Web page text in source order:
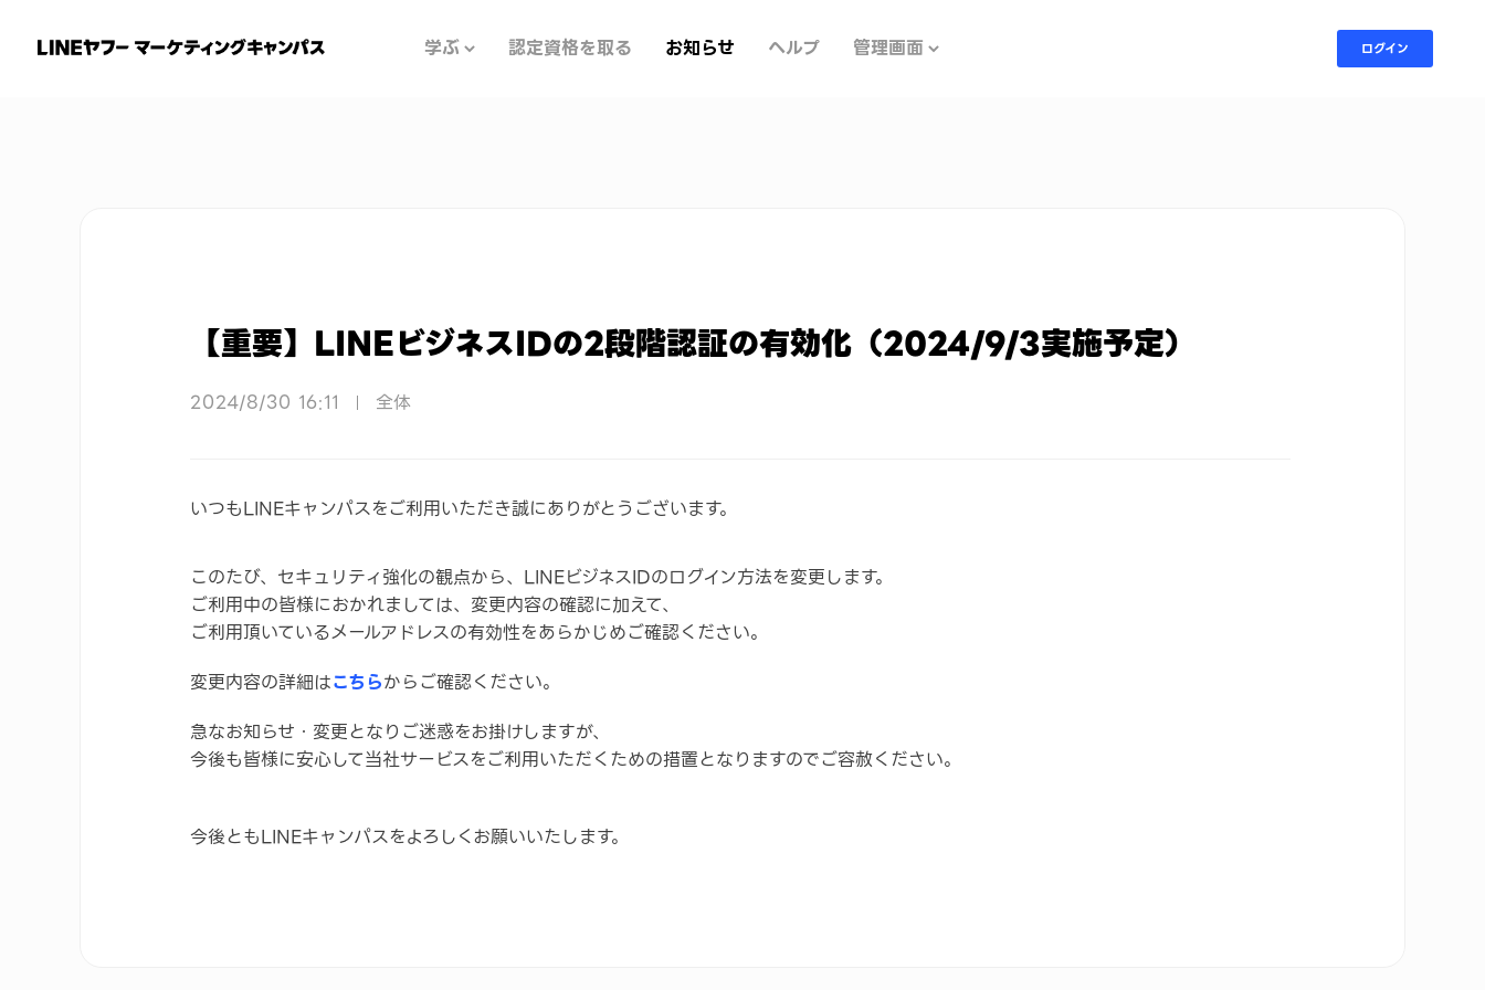
学ぶ 認定資格を取る お知らせ ヘルプ 管理画面 ログイン
お知らせ
【重要】LINEビジネスIDの2段階認証の有効化（2024/9/3実施予定）
2024/8/30 16:11 全体
いつもLINEキャンパスをご利用いただき誠にありがとうございます。
このたび、セキュリティ強化の観点から、LINEビジネスIDのログイン方法を変更します。
ご利用中の皆様におかれましては、変更内容の確認に加えて、
ご利用頂いているメールアドレスの有効性をあらかじめご確認ください。
変更内容の詳細はこちらからご確認ください。
急なお知らせ・変更となりご迷惑をお掛けしますが、
今後も皆様に安心して当社サービスをご利用いただくための措置となりますのでご容赦ください。
今後ともLINEキャンパスをよろしくお願いいたします。